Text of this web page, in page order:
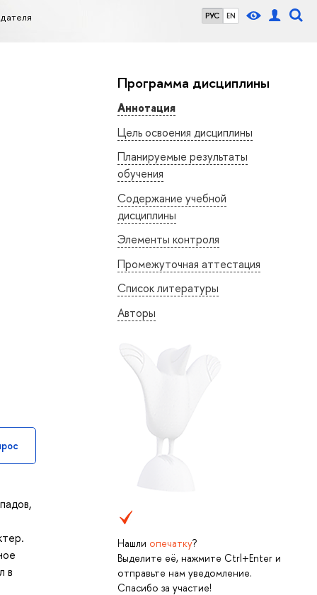
РУС EN
Программа дисциплины
Аннотация
Цель освоения дисциплины
Планируемые результаты
обучения
Содержание учебной
дисциплины
Элементы контроля
Промежуточная аттестация
Список литературы
Авторы
Нашли опечатку?
Выделите её, нажмите Ctrl+Enter и
отправьте нам уведомление.
Спасибо за участие!
в